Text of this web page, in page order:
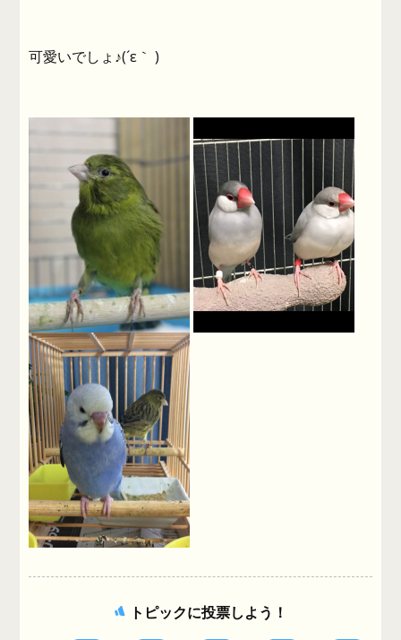
可愛いでしょ♪(´ε｀ )
トピックに投票しよう！